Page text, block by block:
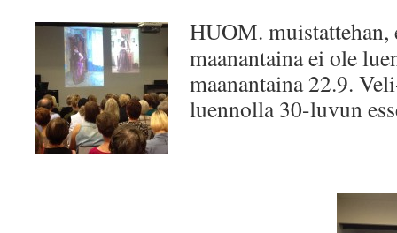
HUOM.
maanantaina ei ole
maanantaina 22.9.
luennolla 30-luvun